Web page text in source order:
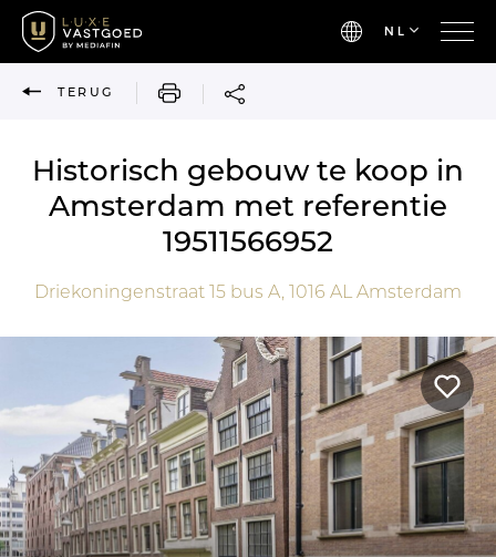
NL
TERUG AFDRUKKEN
Historisch gebouw te koop in
Amsterdam met referentie
19511566952
Driekoningenstraat 15 bus A, 1016 AL Amsterdam